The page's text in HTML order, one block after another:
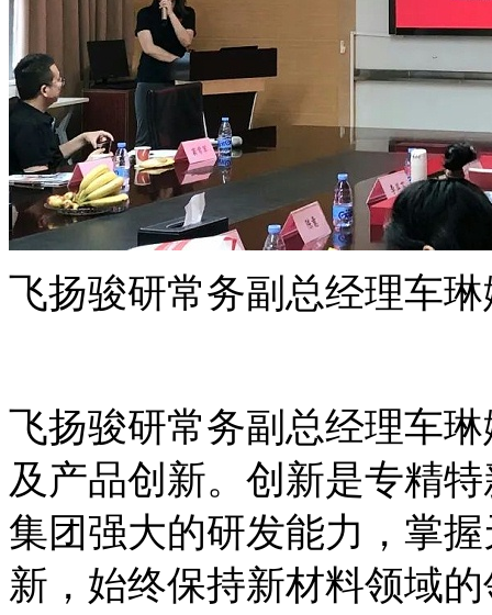
飞扬骏研常务副总经理车琳
飞扬骏研常务副总经理车
及产品创新。创新是专精
集团强大的研发能力，掌
新，始终保持新材料领域